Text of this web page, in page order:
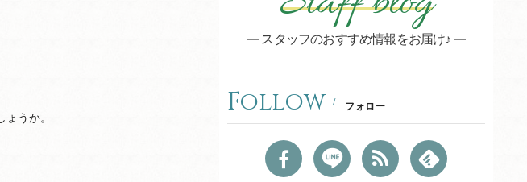
うか。
スタッフのおすすめ情報をお届け♪
Follow フォロー